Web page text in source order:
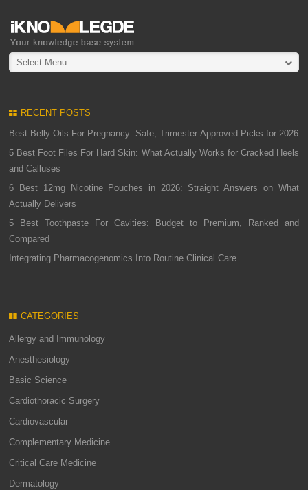
Select Menu
RECENT POSTS
Best Belly Oils For Pregnancy: Safe, Trimester-Approved Picks for 2026
5 Best Foot Files For Hard Skin: What Actually Works for Cracked Heels
and Calluses
6 Best 12mg Nicotine Pouches in 2026: Straight Answers on What
Actually Delivers
5 Best Toothpaste For Cavities: Budget to Premium, Ranked and
Compared
Integrating Pharmacogenomics Into Routine Clinical Care
CATEGORIES
Allergy and Immunology
Anesthesiology
Basic Science
Cardiothoracic Surgery
Cardiovascular
Complementary Medicine
Critical Care Medicine
Dermatology